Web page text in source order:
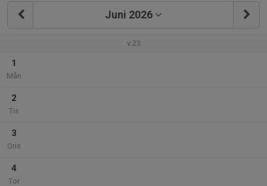
Juni 2026
v.23
1
Mån
2
Tis
3
Ons
4
Tor